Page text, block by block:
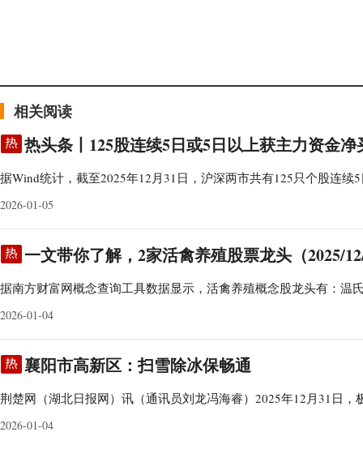
相关阅读
热头条丨125股连续5日或5日以上获主力资金净
据Wind统计，截至2025年12月31日，沪深两市共有125只个股连续
2026-01-05
一文带你了解，2家活禽养殖股票龙头（2025/
据南方财富网概念查询工具数据显示，活禽养殖概念股龙头有：温
2026-01-04
襄阳市高新区：扫雪除冰保畅通
荆楚网（湖北日报网）讯（通讯员刘龙冯海睿）2025年12月31日，
2026-01-04